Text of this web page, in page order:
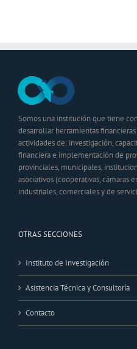
Somos una institución que tiene
desarrollar herramientas
actividades de: investigación,
financiera e implementación de
provinciales, municipales,
asociativos (cooperativas, cámaras
industriales, comerciales y de
OTRAS SECCIONES
Instituto de Investigación
Asistencia Técnica y Consultoría
Contacto